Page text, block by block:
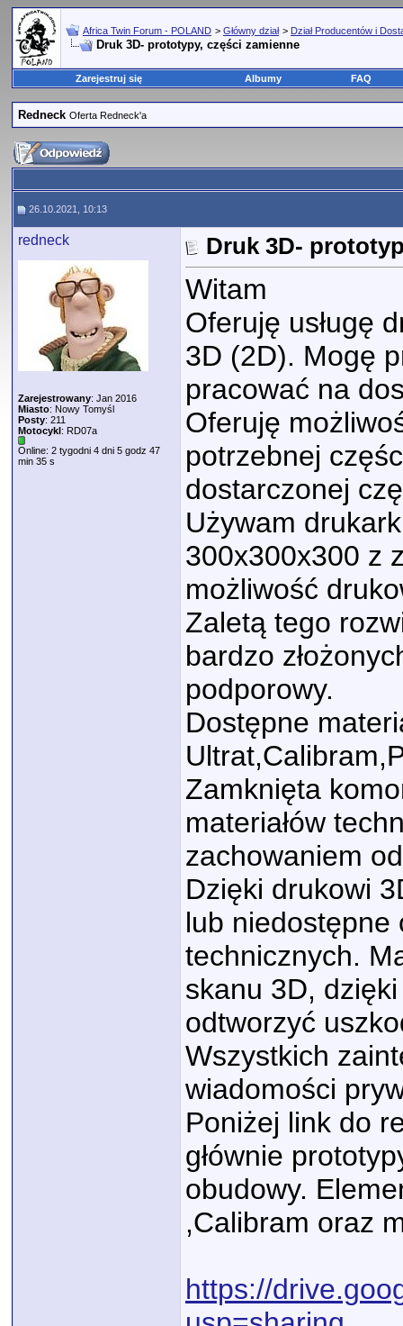
Africa Twin Forum - POLAND > Główny dział > Dział Producentów i
Druk 3D- prototypy, części zamienne
Zarejestruj się Albumy FAQ
Redneck Oferta Redneck'a
26.10.2021, 10:13
redneck
Zarejestrowany: Jan 2016
Miasto: Nowy Tomyśl
Posty: 211
Motocykl: RD07a
Online: 2 tygodni 4 dni 5 godz 47
min 35 s
Druk 3D-
Witam
Oferuję usługę
3D (2D). Mogę
pracować na
Oferuję
potrzebnej
dostarczonej
Używam
300x300x300 z
możliwość
Zaletą tego
bardzo
podporowy.
Dostępne
Zamknięta
materiałów
zachowaniem
Dzięki drukowi
lub niedostępne
technicznych.
skanu 3D,
odtworzyć
Wszystkich
wiadomości
Poniżej link do
głównie
obudowy.
,Calibram oraz
https://